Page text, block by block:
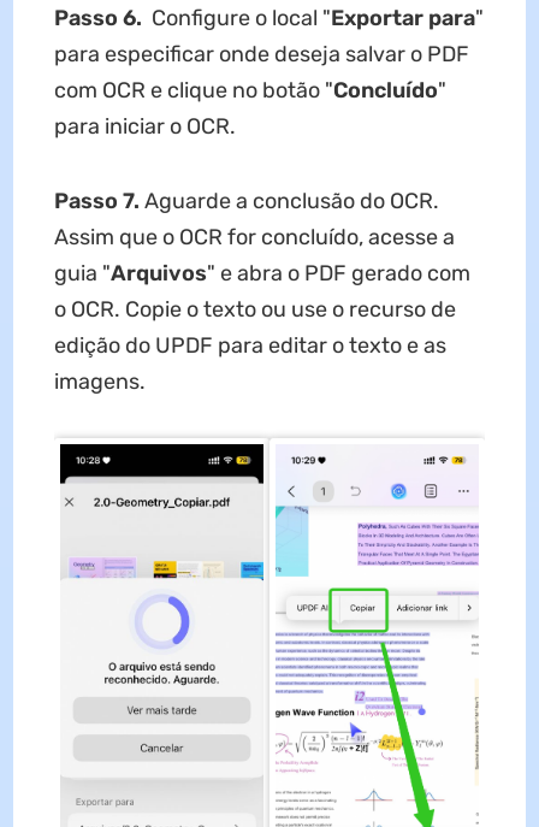
Passo 6. Configure o local "Exportar para"
para especificar onde deseja salvar o PDF
com OCR e clique no botão "Concluído"
para iniciar o OCR.
Passo 7. Aguarde a conclusão do OCR.
Assim que o OCR for concluído, acesse a
guia "Arquivos" e abra o PDF gerado com
o OCR. Copie o texto ou use o recurso de
edição do UPDF para editar o texto e as
imagens.